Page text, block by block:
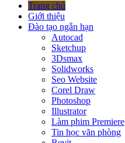
Trang chủ
Giới thiệu
Đào tạo ngắn hạn
Autocad
Sketchup
3Dsmax
Solidworks
Seo Website
Corel Draw
Photoshop
Illustrator
Làm phim Premiere
Tin học văn phòng